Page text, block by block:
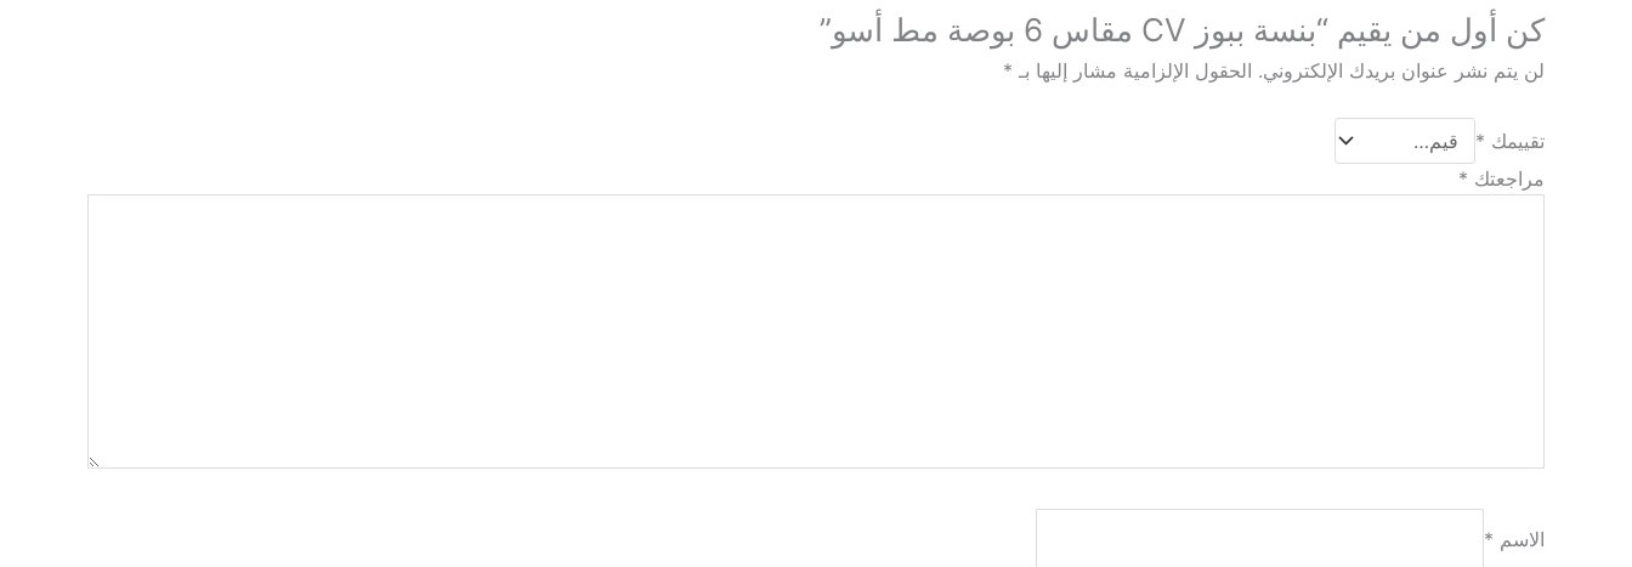
كن أول من يقيم “بنسة ببوز CV مقاس 6 بوصة مط أسو”
لن يتم نشر عنوان بريدك الإلكتروني. الحقول الإلزامية مشار إليها بـ *
تقييمك *
مراجعتك *
الاسم *